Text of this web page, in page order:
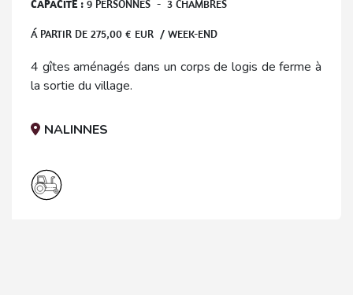
CAPACITÉ : 9 PERSONNES - 3 CHAMBRES
Á PARTIR DE 275,00 € EUR / WEEK-END
4 gîtes aménagés dans un corps de logis de ferme à
la sortie du village.
NALINNES